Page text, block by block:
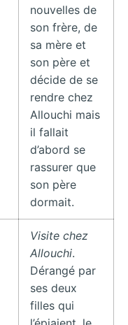
nouvelles de
son frère, de
sa mère et
son père et
décide de se
rendre chez
Allouchi mais
il fallait
d’abord se
rassurer que
son père
dormait.
Visite chez
Allouchi.
Dérangé par
ses deux
filles qui